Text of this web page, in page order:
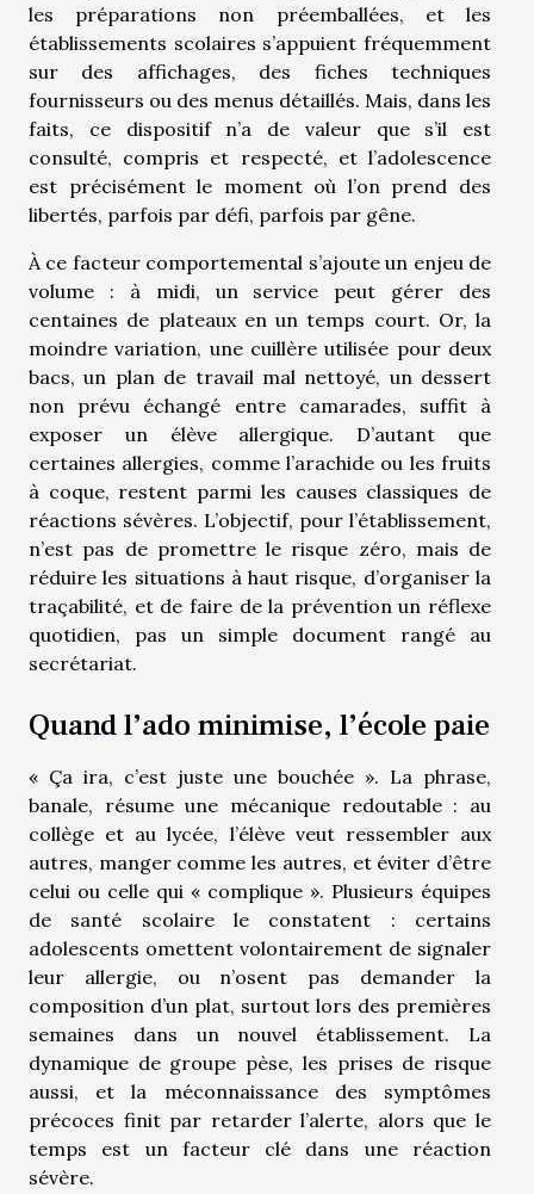
les préparations non préemballées, et les
établissements scolaires s’appuient fréquemment
sur des affichages, des fiches techniques
fournisseurs ou des menus détaillés. Mais, dans les
faits, ce dispositif n’a de valeur que s’il est
consulté, compris et respecté, et l’adolescence
est précisément le moment où l’on prend des
libertés, parfois par défi, parfois par gêne.
À ce facteur comportemental s’ajoute un enjeu de
volume : à midi, un service peut gérer des
centaines de plateaux en un temps court. Or, la
moindre variation, une cuillère utilisée pour deux
bacs, un plan de travail mal nettoyé, un dessert
non prévu échangé entre camarades, suffit à
exposer un élève allergique. D’autant que
certaines allergies, comme l’arachide ou les fruits
à coque, restent parmi les causes classiques de
réactions sévères. L’objectif, pour l’établissement,
n’est pas de promettre le risque zéro, mais de
réduire les situations à haut risque, d’organiser la
traçabilité, et de faire de la prévention un réflexe
quotidien, pas un simple document rangé au
secrétariat.
Quand l’ado minimise, l’école paie
« Ça ira, c’est juste une bouchée ». La phrase,
banale, résume une mécanique redoutable : au
collège et au lycée, l’élève veut ressembler aux
autres, manger comme les autres, et éviter d’être
celui ou celle qui « complique ». Plusieurs équipes
de santé scolaire le constatent : certains
adolescents omettent volontairement de signaler
leur allergie, ou n’osent pas demander la
composition d’un plat, surtout lors des premières
semaines dans un nouvel établissement. La
dynamique de groupe pèse, les prises de risque
aussi, et la méconnaissance des symptômes
précoces finit par retarder l’alerte, alors que le
temps est un facteur clé dans une réaction
sévère.